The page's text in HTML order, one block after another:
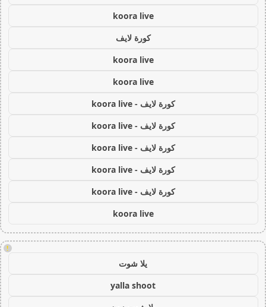
koora live
كورة لايف
koora live
koora live
كورة لايف - koora live
كورة لايف - koora live
كورة لايف - koora live
كورة لايف - koora live
كورة لايف - koora live
koora live
!
يلا شوت
yalla shoot